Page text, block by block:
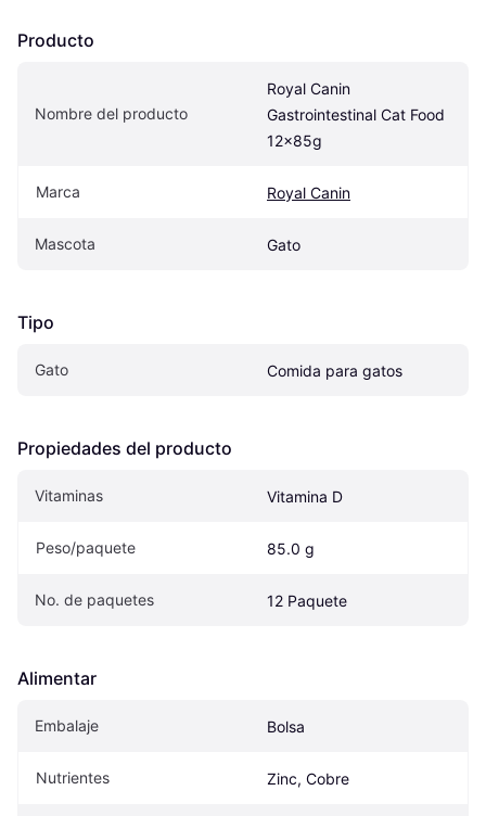
Producto
Nombre del producto
Royal Canin
Gastrointestinal Cat Food
12x85g
Marca Royal Canin
Mascota Gato
Tipo
Gato Comida para gatos
Propiedades del producto
Vitaminas Vitamina D
Peso/paquete 85.0 g
No. de paquetes 12 Paquete
Alimentar
Embalaje Bolsa
Nutrientes Zinc, Cobre